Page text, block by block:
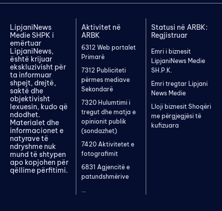
LipjaniNews
Medie SHPK i
emërtuar
LipjaniNews,
është krijuar
ekskluzivisht për
ta informuar
shpejt, drejtë,
saktë dhe
objektivisht
lexuesin, kudo që
ndodhet.
Materialet dhe
informacionet e
natyrave të
ndryshme nuk
mund të shtypen
apo kopjohen për
qëllime përfitimi.
Aktivitet në
ARBK
6312 Web portalet
Primarë
7312 Publiciteti
përmes mediave
Sekondarë
7320 Hulumtimi i
tregut dhe matja e
opinionit publik
(sondazhet)
7420 Aktivitetet e
fotografimit
6831 Agjencitë e
patundshmërive
...
Statusi në ARBK:
Regjistruar
Emri i biznesit
LipjaniNews Medie
SH.P.K.
Emri tregtar Lipjani
News Medie
Lloji biznesit Shoqëri
me përgjegjësi të
kufizuara